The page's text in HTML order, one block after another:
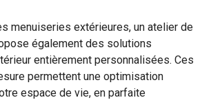
menuiseries extérieures, un atelier de
également des solutions
entièrement personnalisées. Ces
permettent une optimisation
espace de vie, en parfaite